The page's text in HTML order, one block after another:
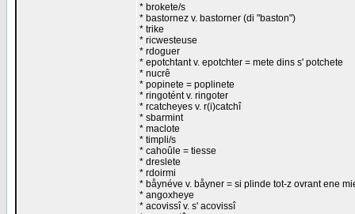
* brokete/s
* bastornez v. bastorner (di "baston")
* trike
* ricwesteuse
* rdoguer
* epotchtant v. epotchter = mete dins s' potchete
* nucrê
* popinete = poplinete
* ringotént v. ringoter
* rcatcheyes v. r(i)catchî
* sbarmint
* maclote
* timpli/s
* cahoûle = tiesse
* dreslete
* rdoirmi
* båynéve v. båyner = si plinde tot-z ovrant ene
* angoxheye
* acovissî v. s' acovissî